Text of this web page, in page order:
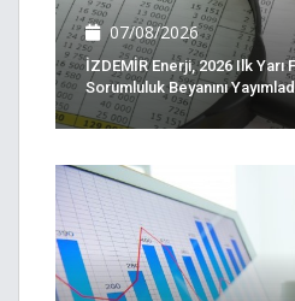
07/08/2026
İZDEMİR Enerji, 2026 Ilk Yarı
Sorumluluk Beyanını